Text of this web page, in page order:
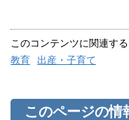
このコンテンツに関連す
教育
出産・子育て
このページの情